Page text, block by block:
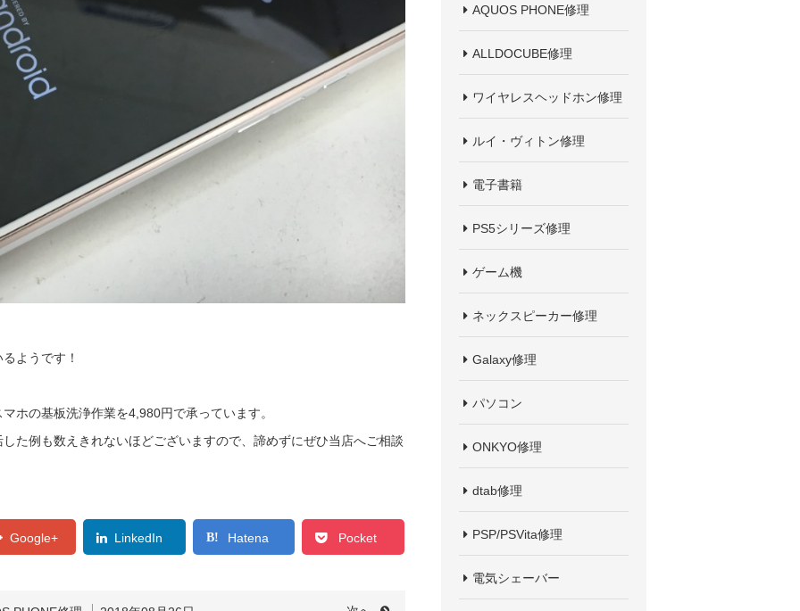
ようです！
ホの基板洗浄作業を4,980円で承っています。
た例も数えきれないほどございますので、諦めずにぜひ当店へご相談
Google+ LinkedIn Hatena Pocket
AQUOS PHONE修理
ALLDOCUBE修理
ワイヤレスヘッドホン修理
ルイ・ヴィトン修理
電子書籍
PS5シリーズ修理
ゲーム機
ネックスピーカー修理
Galaxy修理
パソコン
ONKYO修理
dtab修理
PSP/PSVita修理
電気シェーバー